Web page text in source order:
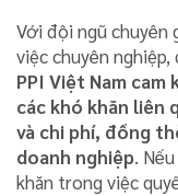
Với đội ngũ chuyên
việc chuyên
PPI Việt Nam
các khó khăn liên
và chi phí, đồng
doanh nghiệp.
khăn trong việc